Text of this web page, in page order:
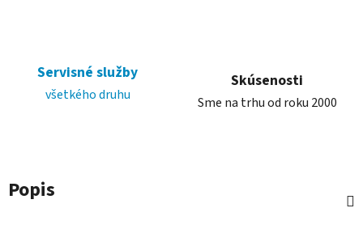
Servisné služby
všetkého druhu
Skúsenosti
Sme na trhu od roku 2000
Popis